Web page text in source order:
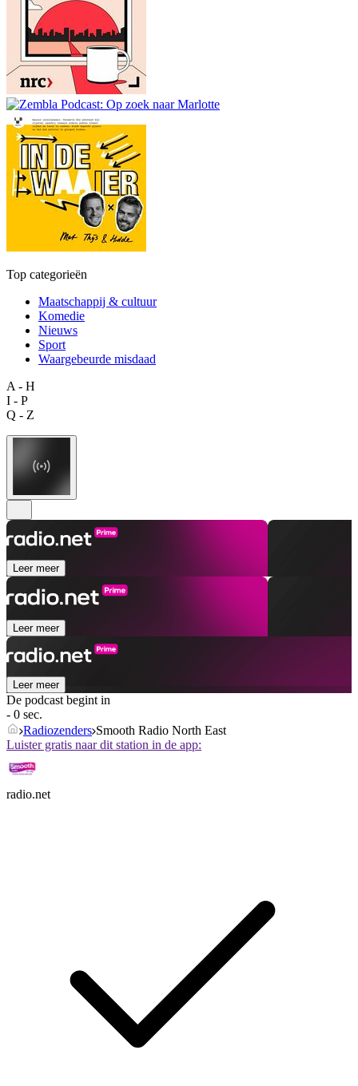
Top categorieën
Maatschappij & cultuur
Komedie
Nieuws
Sport
Waargebeurde misdaad
A - H
I - P
Q - Z
Leer meer
Leer meer
Leer meer
De podcast begint in
- 0 sec.
Radiozenders Smooth Radio North East
Luister gratis naar dit station in de app:
radio.net